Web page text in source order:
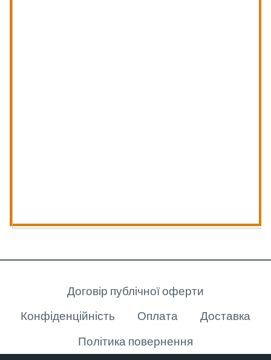
Договір публічної оферти
Конфіденційність
Оплата
Доставка
Політика повернення